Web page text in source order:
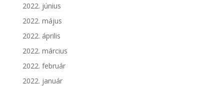
2022. június
2022. május
2022. április
2022. március
2022. február
2022. január